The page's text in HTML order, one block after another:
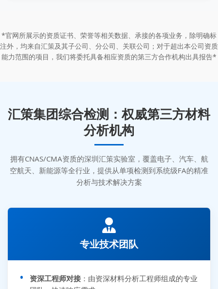
*官网所展示的资质证书、荣誉等相关数据、承接的各项业务，除明确标
注外，均来自汇策及其子公司、分公司、关联公司；对于超出本公司资质
能力范围的项目，我们将委托具备相应资质的第三方合作机构出具报告*
汇策集团综合检测：权威第三方材料
分析机构
拥有CNAS/CMA资质的深圳汇策实验室，覆盖电子、汽车、航
空航天、新能源等全行业，提供从单项检测到系统级FA的精准
分析与技术解决方案
专业技术团队
资深工程师对接 ：由资深材料分析工程师组成的专业